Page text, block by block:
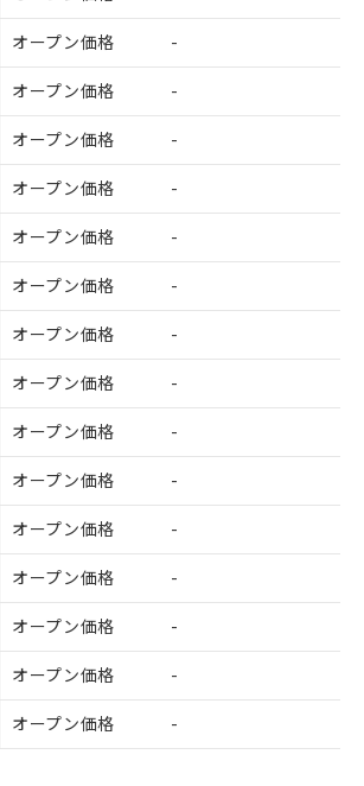
オープン価格 -
オープン価格 -
オープン価格 -
オープン価格 -
オープン価格 -
オープン価格 -
オープン価格 -
オープン価格 -
オープン価格 -
オープン価格 -
オープン価格 -
オープン価格 -
オープン価格 -
オープン価格 -
オープン価格 -